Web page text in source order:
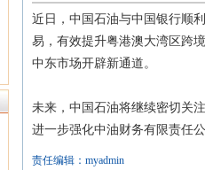
近日，中国石油与中国银行顺
易，有效提升粤港澳大湾区跨
中东市场开辟新通道。
未来，中国石油将继续密切关
进一步强化中油财务有限责任
责任编辑：myadmin